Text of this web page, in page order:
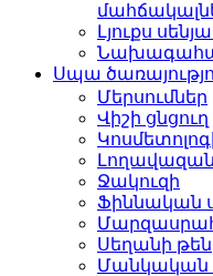
Լյուքս
Սպա
Մերսումներ
Վիշի ցնցուղ
Լողավազան
Ջակուզի
Ֆիննական
Սեղանի
Մանկական